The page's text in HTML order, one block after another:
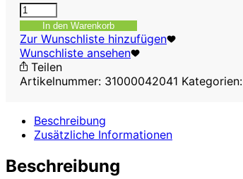
Teeglas
Transparent
130
ml
6er
Set
Menge
In den Warenkorb
Zur Wunschliste hinzufügen
Wunschliste ansehen
Teilen
Artikelnummer: 31000042041 Kategorien:
Beschreibung
Zusätzliche Informationen
Beschreibung